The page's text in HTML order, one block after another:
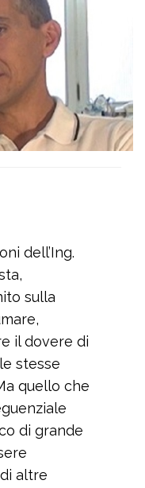
dell’Ing.
sulla
il dovere di
stesse
quello che
di grande
altre